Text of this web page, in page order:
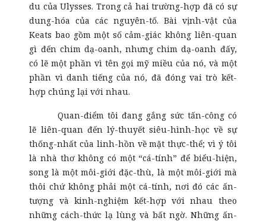
du của Ulysses. Trong cả hai trường-hợp đã có sự
dung-hóa của các nguyên-tố. Bài vịnh-vật của
Keats bao gồm một số cảm-giác không liên-quan
gì đến chim dạ-oanh, nhưng chim dạ-oanh đấy,
có lẽ một phần vì tên gọi mỹ miều của nó, và một
phần vì danh tiếng của nó, đã đóng vai trò kết-
hợp chúng lại với nhau.
Quan-điểm tôi đang gắng sức tấn-công có
lẽ liên-quan đến lý-thuyết siêu-hình-học về sự
thống-nhất của linh-hồn về mặt thực-thể; vì ý tôi
là nhà thơ không có một “cá-tính” để biểu-hiện,
song là một môi-giới đặc-thù, là một môi-giới mà
thôi chứ không phải một cá-tính, nơi đó các ấn-
tượng và kinh-nghiệm kết-hợp với nhau theo
những cách-thức lạ lùng và bất ngờ. Những ấn-